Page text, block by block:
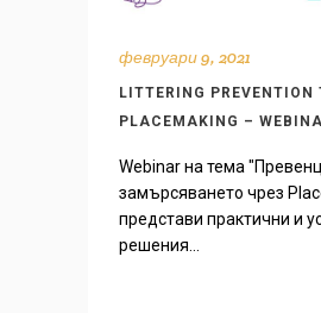
февруари 9, 2021
LITTERING PREVENTION
PLACEMAKING –
Webinar на тема
замърсяването чрез
представи практични и
решения...